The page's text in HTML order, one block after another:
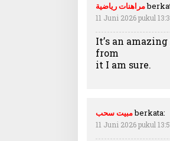
مراهنات رياضية
11 Juni 2026 pukul
It’ѕ an
from
it I am sure.
مبيت سحبberkata:
11 Juni 2026 pukul